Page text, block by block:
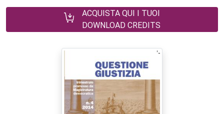
ACQUISTA QUI I TUOI
DOWNLOAD CREDITS